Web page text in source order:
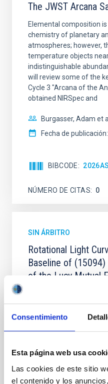
Consentimiento
Esta página web usa
Las cookies de este sitio
el contenido y los
The JWST Arcana
Elemental composition
chemistry of planetary
atmospheres; however,
temperature objects
indistinguishable
will review some of the
Cycle 3 "Arcana of the
obtained NIRSpec and
Burgasser, Adam et al.
Fecha de publicación:
BIBCODE
NÚMERO DE CITAS 0
SIN ÁRBITRO
Rotational Light
Baseline of
of the Lucy Mutual
We report a rotational
model for the Jupiter
primary target of the
yields P rot = 5.762 ±
Alarcon, Miguel R. et